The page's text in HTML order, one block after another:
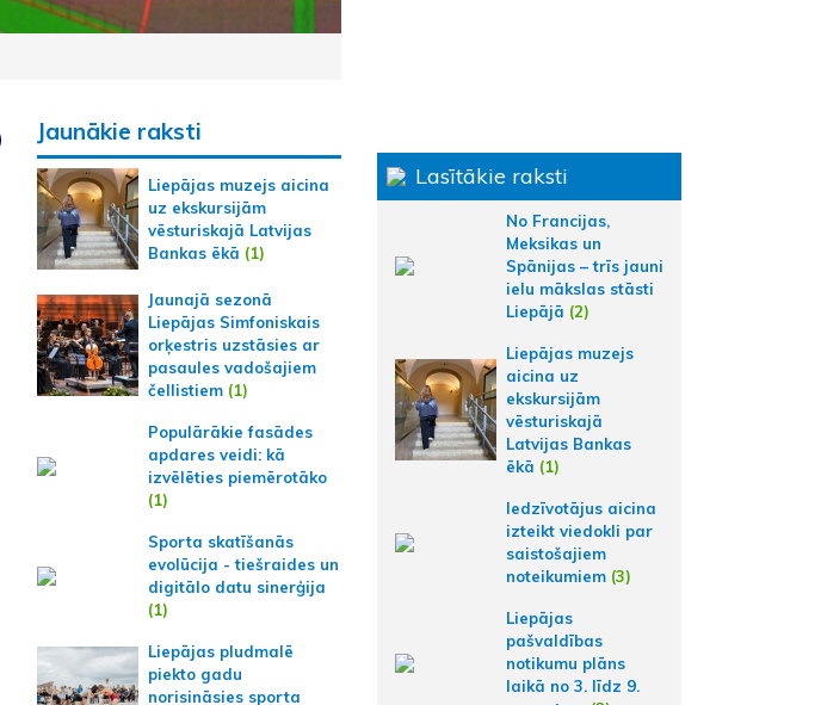
Jaunākie raksti
Liepājas muzejs aicina
uz ekskursijām
vēsturiskajā Latvijas
Bankas ēkā (1)
Jaunajā sezonā
Liepājas Simfoniskais
orķestris uzstāsies ar
pasaules vadošajiem
čellistiem(1)
Populārākie fasādes
apdares veidi: kā
izvēlēties piemērotāko
(1)
Sporta skatīšanās
evolūcija - tiešraides un
digitālo datu sinerģija
(1)
Liepājas pludmalē
piekto gadu
norisināsies sporta
Lasītākie raksti
No Francijas,
Meksikas un
Spānijas – trīs jauni
ielu mākslas stāsti
Liepājā (2)
Liepājas muzejs
aicina uz
ekskursijām
vēsturiskajā
Latvijas Bankas
ēkā (1)
Iedzīvotājus aicina
izteikt viedokli par
saistošajiem
noteikumiem (3)
Liepājas
pašvaldības
notikumu plāns
laikā no 3. līdz 9.